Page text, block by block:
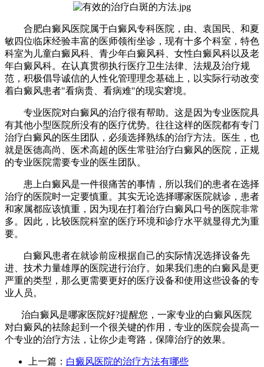
合肥白癜风医院属于白癜风专科医院，由、袁国民、和夏
敏四位临床经验丰富的医师领衔坐诊，现有十多个科室，特色
科室为儿童白癜风科、青少年白癜风科、女性白癜风科以及老
年白癜风科。在认真贯彻执行医疗卫生法律、法规及治疗规
范，积极倡导诚信的人性化管理理念基础上，以实际行动改变
着白癜风患者"看病贵、看病难"的现实窘境。
专业医院对白癜风的治疗很有帮助。这是因为专业医院具
有其他小型医院所没有的医疗优势。往往这样的医院都有专门
治疗白癜风的医生团队，必须选择熟练的治疗方法。医生，也
就是医德高尚、医术高超的医生常驻治疗白癜风的医院，正规
的专业医院需要专业的医生团队。
患上白癜风是一件很痛苦的事情，所以我们的患者在选择
治疗的医院时一定要慎重。其实无论选择哪家医院就诊，患者
和家属都应该慎重，因为现在打着治疗白癜风口号的医院非常
多。因此，比较医院科室的医疗环境和诊疗水平就显得尤为重
要。
白癜风患者在就诊前应根据自己的实际情况选择设备先
进、技术力量雄厚的医院进行治疗。如果我们患的白癜风是更
严重的类型，那么更需要更好的医疗设备和使用这些设备的专
业人员。
治白癜风是哪家医院好?提醒您，一家专业的白癜风医院
对白癜风的祛除起到一个很关键的作用，专业的医院会提高一
个专业的治疗方法，让你少走弯路，保障治疗的效果。
上一篇： 白癜风医院的治疗方法有哪些